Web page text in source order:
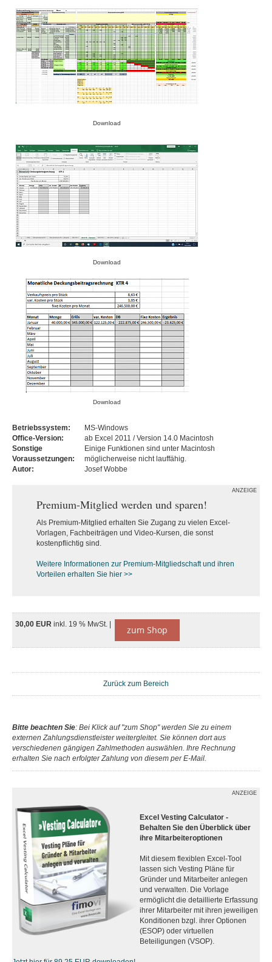
Download
Download
Download
Betriebssystem:
MS-Windows
Office-Version:
ab Excel 2011 / Version 14.0 Macintosh
Sonstige
Voraussetzungen:
Einige Funktionen sind unter Macintosh
möglicherweise nicht lauffähig.
Autor:
Josef Wobbe
ANZEIGE
Premium-Mitglied werden und sparen!
Als Premium-Mitglied erhalten Sie Zugang zu vielen Excel-
Vorlagen, Fachbeiträgen und Video-Kursen, die sonst
kostenpflichtig sind.
Weitere Informationen zur Premium-Mitgliedschaft und ihren
Vorteilen erhalten Sie hier >>
30,00 EUR inkl. 19 % MwSt. | zum Shop
Zurück zum Bereich
Bitte beachten Sie: Bei Klick auf "zum Shop" werden Sie zu einem
externen Zahlungsdienstleister weitergleitet. Sie können dort aus
verschiedenen gängigen Zahlmethoden auswählen. Ihre Rechnung
erhalten Sie nach erfolgter Zahlung von diesem per E-Mail.
ANZEIGE
Excel Vesting Calculator -
Behalten Sie den Überblick über
ihre Mitarbeiteroptionen
Mit diesem flexiblen Excel-Tool
lassen sich Vesting Pläne für
Gründer und Mitarbeiter anlegen
und verwalten. Die Vorlage
ermöglicht die detaillierte Erfassung
ihrer Mitarbeiter mit ihren jeweiligen
Konditionen bzgl. ihrer Optionen
(ESOP) oder virtuellen
Beteiligungen (VSOP).